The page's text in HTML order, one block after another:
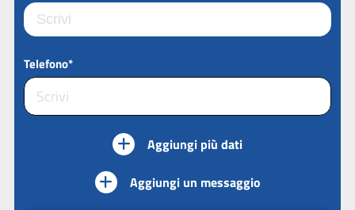
Telefono*
Aggiungi più dati
Aggiungi un messaggio